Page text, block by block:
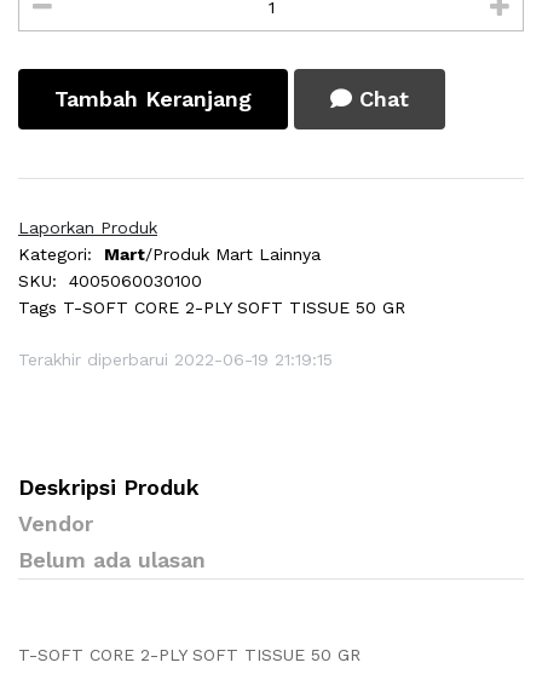
Tambah Keranjang Chat
Laporkan Produk
Kategori:
Mart/Produk Mart Lainnya
SKU:
4005060030100
Tags T-SOFT CORE 2-PLY SOFT TISSUE 50 GR
Terakhir diperbarui 2022-06-19 21:19:15
Deskripsi Produk
Vendor
Belum ada ulasan
T-SOFT CORE 2-PLY SOFT TISSUE 50 GR